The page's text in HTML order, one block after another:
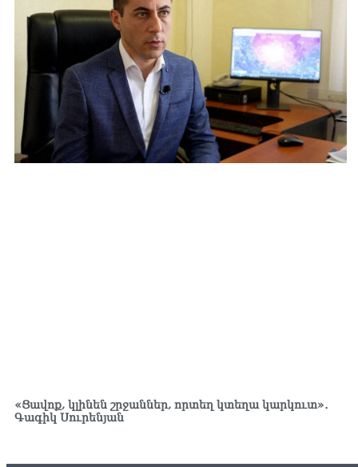
«Ցավոք, կլինեն շրջաններ, որտեղ կտեղա կարկուտ»․
Գագիկ Սուրենյան